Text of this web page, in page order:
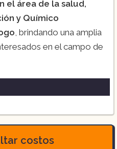
el área de la salud,
y Químico
, brindando una amplia
en el campo de
costos